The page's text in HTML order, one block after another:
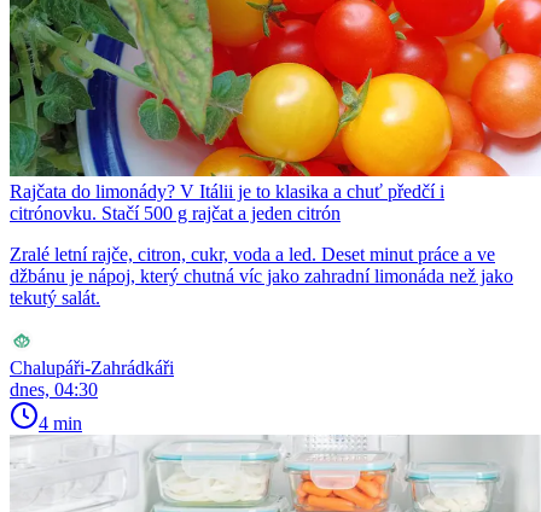
Rajčata do limonády? V Itálii je to klasika a chuť předčí i
citrónovku. Stačí 500 g rajčat a jeden citrón
Zralé letní rajče, citron, cukr, voda a led. Deset minut práce a ve
džbánu je nápoj, který chutná víc jako zahradní limonáda než jako
tekutý salát.
Chalupáři-Zahrádkáři
dnes, 04:30
4 min